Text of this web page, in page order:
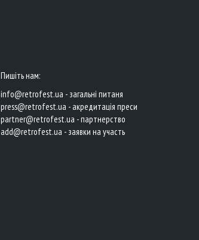
Пишіть нам:
info@retrofest.ua - загальні питаня
press@retrofest.ua - акредитація преси
partner@retrofest.ua - партнерство
add@retrofest.ua - заявки на участь